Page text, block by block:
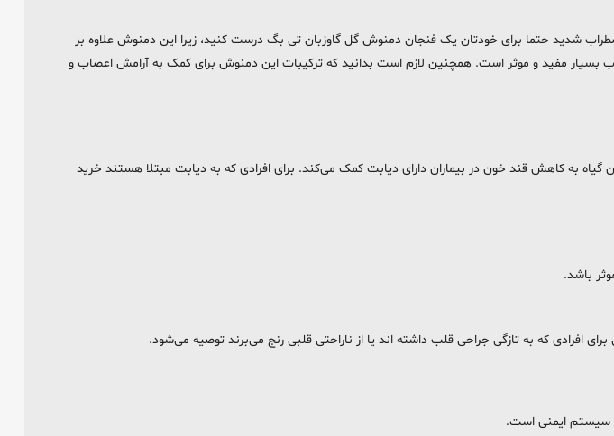
شدید حتما برای خودتان یک فنجان دمنوش گل گاوزبان تی بگ درست کنید، زیرا این دمنوش علاوه بر
مفید و موثر است. همچنین لازم است بدانید که ترکیبات این دمنوش برای کمک به آرامش اعصاب و
گیاه به کاهش قند خون در بیماران دارای دیابت کمک می‌کند. برای افرادی که به دیابت مبتلا هستند خرید
باشد.
که به تازگی جراحی قلب داشته اند یا از ناراحتی قلبی رنج می‌برند توصیه می‌شود.